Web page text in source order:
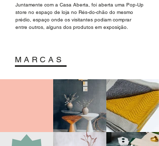
Juntamente com a Casa Aberta, foi aberta uma Pop-Up
store no espaço de loja no Rés-do-chão do mesmo
prédio, espaço onde os visitantes podiam comprar
entre outros, alguns dos produtos em exposição.
MARCAS